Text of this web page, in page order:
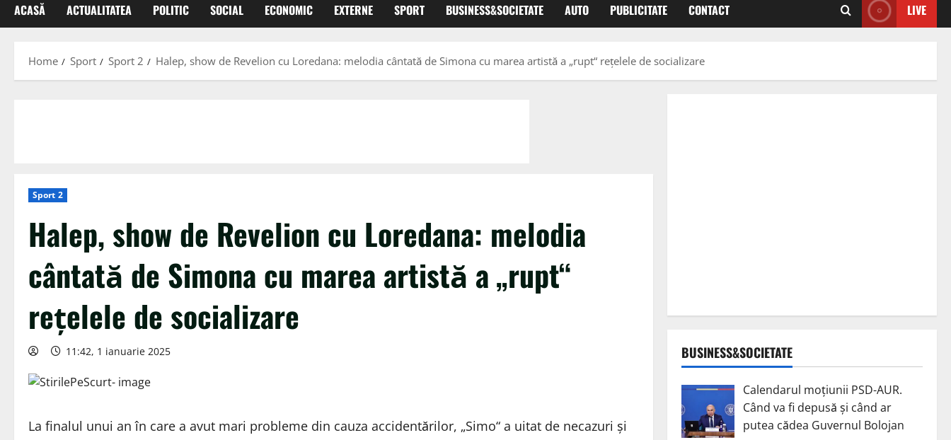
ACASĂ ACTUALITATEA POLITIC SOCIAL ECONOMIC EXTERNE SPORT BUSINESS&SOCIETATE AUTO PUBLICITATE CONTACT LIVE
Home Sport Sport 2 Halep, show de Revelion cu Loredana: melodia cântată de Simona cu marea artistă a „rupt“ rețelele de socializare
Sport 2
Halep, show de Revelion cu Loredana: melodia
cântată de Simona cu marea artistă a „rupt“
rețelele de socializare
11:42, 1 ianuarie 2025
La finalul unui an în care a avut mari probleme din cauza accidentărilor, „Simo“ a uitat de necazuri și
BUSINESS&SOCIETATE
Calendarul moțiunii PSD-AUR.
Când va fi depusă și când ar
putea cădea Guvernul Bolojan